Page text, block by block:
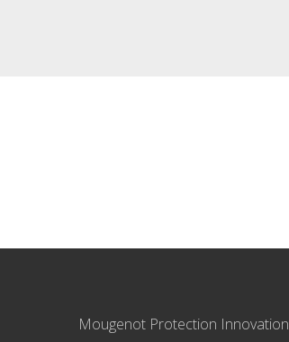
Mougenot Protection Innovation